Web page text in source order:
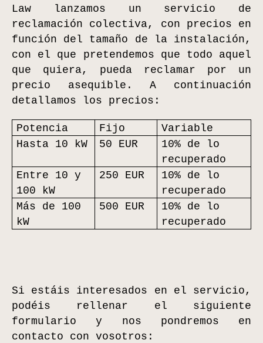
Law lanzamos un servicio de
reclamación colectiva, con precios en
función del tamaño de la instalación,
con el que pretendemos que todo aquel
que quiera, pueda reclamar por un
precio asequible. A continuación
detallamos los precios:
Potencia Fijo
Variable
Hasta 10 kW
50 EUR
10% de lo
recuperado
Entre 10 y
100 kW
250 EUR
10% de lo
recuperado
Más de 100
kW
500 EUR
10% de lo
recuperado
Si estáis interesados en el servicio,
podéis rellenar el siguiente
formulario y nos pondremos en
contacto con vosotros: